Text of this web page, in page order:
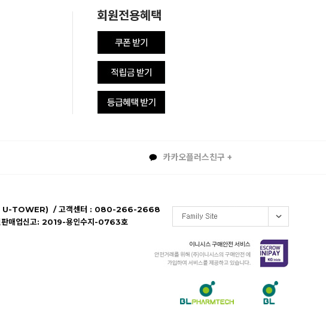
회원전용혜택
카카오플러스친구 +
수지 U-TOWER) / 고객센터 : 080-266-2668
매업신고: 2019-용인수지-0763호